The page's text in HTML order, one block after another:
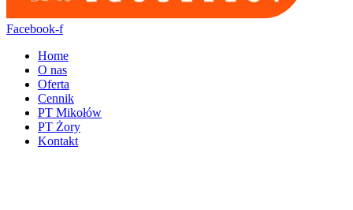
Facebook-f
Home
O nas
Oferta
Cennik
PT Mikołów
PT Żory
Kontakt